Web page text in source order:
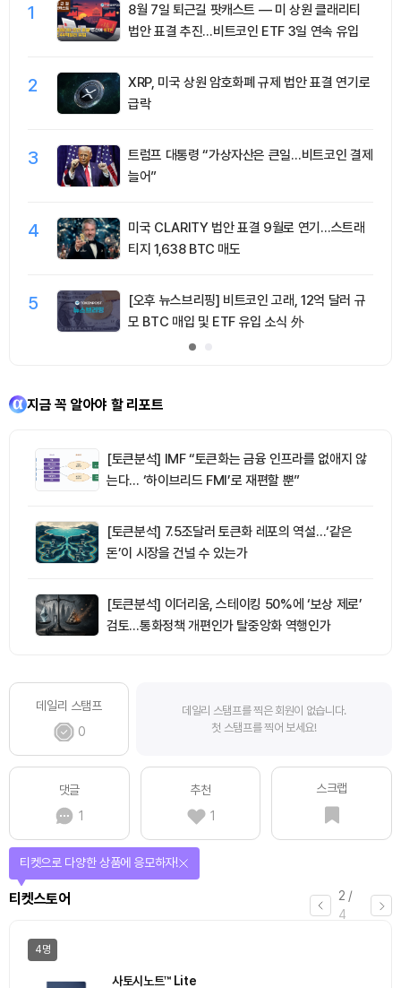
1
8월 7일 퇴근길 팟캐스트 — 미 상원 클래리티
법안 표결 추진…비트코인 ETF 3일 연속 유입
2
XRP, 미국 상원 암호화폐 규제 법안 표결 연기로
급락
3
트럼프 대통령 “가상자산은 큰일…비트코인 결제
늘어”
4
미국 CLARITY 법안 표결 9월로 연기…스트래
티지 1,638 BTC 매도
5
[오후 뉴스브리핑] 비트코인 고래, 12억 달러 규
모 BTC 매입 및 ETF 유입 소식 外
지금 꼭 알아야 할 리포트
[토큰분석] IMF “토큰화는 금융 인프라를 없애지 않
는다… ‘하이브리드 FMI’로 재편할 뿐”
[토큰분석] 7.5조달러 토큰화 레포의 역설…‘같은
돈’이 시장을 건널 수 있는가
[토큰분석] 이더리움, 스테이킹 50%에 ‘보상 제로’
검토…통화정책 개편인가 탈중앙화 역행인가
데일리 스탬프
0
데일리 스탬프를 찍은 회원이 없습니다.
첫 스탬프를 찍어 보세요!
댓글
1
추천
1
스크랩
3 /
4
에어드랍
선물이 쏟아지는 에어드랍 이벤트!
일반
[Episode 12] IXO™2024 참여하고, 2억원 상당 에어